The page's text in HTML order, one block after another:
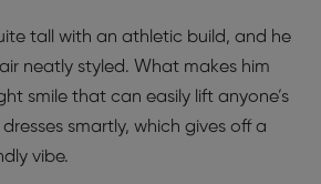
tall with an athletic build, and he
neatly styled. What makes him
smile that can easily lift anyone’s
smartly, which gives off a
vibe.